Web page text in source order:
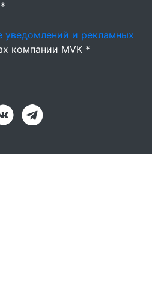
*
уведомлений и рекламных
компании MVK *